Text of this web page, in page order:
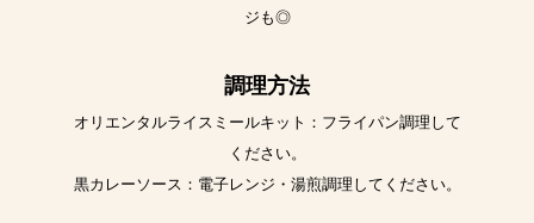
ジも◎
調理方法
オリエンタルライスミールキット：フライパン調理して
ください。
黒カレーソース：電子レンジ・湯煎調理してください。